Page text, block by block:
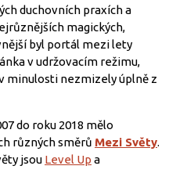
duchovních praxích a
magických,
byl portál mezi lety
v udržovacím režimu,
minulosti nezmizely úplně z
do roku 2018 mělo
různých směrů Mezi Světy.
jsou Level Up a